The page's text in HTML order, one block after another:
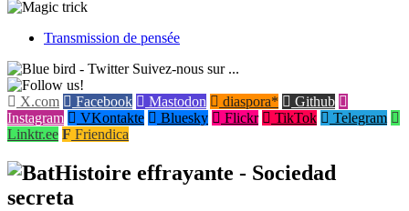
Transmission de pensée
Suivez-nous sur ...
X.com Facebook Mastodon diaspora*
Github
Instagram
VKontakte Bluesky Flickr TikTok
Telegram
Linktr.ee
Friendica
Histoire effrayante - Sociedad
secreta